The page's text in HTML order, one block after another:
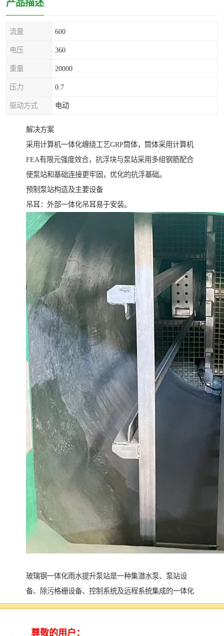
产品描述
流量 600
电压 360
重量 20000
压力 0.7
驱动方式 电动
解决方案
采用计算机一体化缠绕工艺GRP筒体，筒体采用计算机
FEA有限元强度效合，抗浮块与泵站采用多组钢筋配合
使泵站和基础连接更牢固，优化的抗浮基础。
预制泵站构造及主要设备
吊耳：外部一体化吊耳易于安装。
玻璃钢一体化雨水提升泵站是一种集潜水泵、泵站设
备、除污格栅设备、控制系统及远程系统集成的一体化
的产品。